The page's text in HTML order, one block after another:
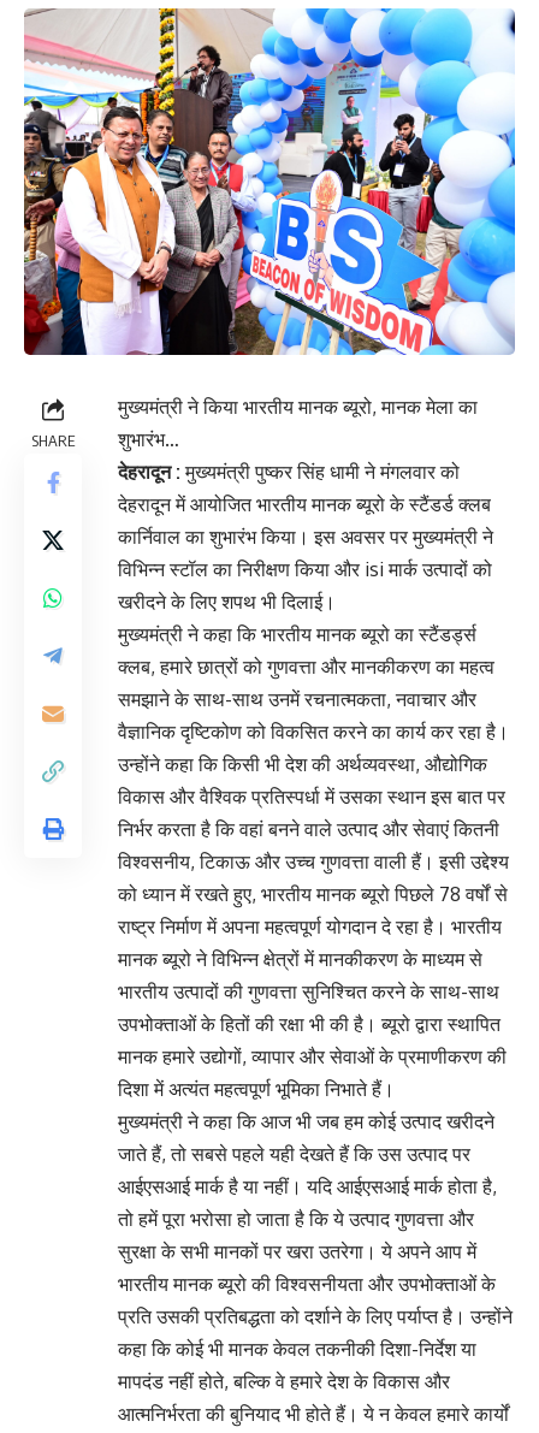
SHARE
मुख्यमंत्री ने किया भारतीय मानक ब्यूरो, मानक मेला का
शुभारंभ…
देहरादून :मुख्यमंत्री पुष्कर सिंह धामी ने मंगलवार को
देहरादून में आयोजित भारतीय मानक ब्यूरो के स्टैंडर्ड क्लब
कार्निवाल का शुभारंभ किया। इस अवसर पर मुख्यमंत्री ने
विभिन्न स्टॉल का निरीक्षण किया और isi मार्क उत्पादों को
खरीदने के लिए शपथ भी दिलाई।
मुख्यमंत्री ने कहा कि भारतीय मानक ब्यूरो का स्टैंडर्ड्स
क्लब, हमारे छात्रों को गुणवत्ता और मानकीकरण का महत्व
समझाने के साथ-साथ उनमें रचनात्मकता, नवाचार और
वैज्ञानिक दृष्टिकोण को विकसित करने का कार्य कर रहा है।
उन्होंने कहा कि किसी भी देश की अर्थव्यवस्था, औद्योगिक
विकास और वैश्विक प्रतिस्पर्धा में उसका स्थान इस बात पर
निर्भर करता है कि वहां बनने वाले उत्पाद और सेवाएं कितनी
विश्वसनीय, टिकाऊ और उच्च गुणवत्ता वाली हैं। इसी उद्देश्य
को ध्यान में रखते हुए, भारतीय मानक ब्यूरो पिछले 78 वर्षों से
राष्ट्र निर्माण में अपना महत्वपूर्ण योगदान दे रहा है। भारतीय
मानक ब्यूरो ने विभिन्न क्षेत्रों में मानकीकरण के माध्यम से
भारतीय उत्पादों की गुणवत्ता सुनिश्चित करने के साथ-साथ
उपभोक्ताओं के हितों की रक्षा भी की है। ब्यूरो द्वारा स्थापित
मानक हमारे उद्योगों, व्यापार और सेवाओं के प्रमाणीकरण की
दिशा में अत्यंत महत्वपूर्ण भूमिका निभाते हैं।
मुख्यमंत्री ने कहा कि आज भी जब हम कोई उत्पाद खरीदने
जाते हैं, तो सबसे पहले यही देखते हैं कि उस उत्पाद पर
आईएसआई मार्क है या नहीं। यदि आईएसआई मार्क होता है,
तो हमें पूरा भरोसा हो जाता है कि ये उत्पाद गुणवत्ता और
सुरक्षा के सभी मानकों पर खरा उतरेगा। ये अपने आप में
भारतीय मानक ब्यूरो की विश्वसनीयता और उपभोक्ताओं के
प्रति उसकी प्रतिबद्धता को दर्शाने के लिए पर्याप्त है। उन्होंने
कहा कि कोई भी मानक केवल तकनीकी दिशा-निर्देश या
मापदंड नहीं होते, बल्कि वे हमारे देश के विकास और
आत्मनिर्भरता की बुनियाद भी होते हैं। ये न केवल हमारे कार्यों